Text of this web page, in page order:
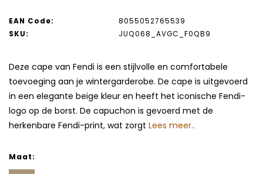
EAN Code:
8055052765539
SKU:
JUQ068_AVGC_F0QB9
Deze cape van Fendi is een stijlvolle en comfortabele
toevoeging aan je wintergarderobe. De cape is uitgevoerd
in een elegante beige kleur en heeft het iconische Fendi-
logo op de borst. De capuchon is gevoerd met de
herkenbare Fendi-print, wat zorgt Lees meer..
Maat: